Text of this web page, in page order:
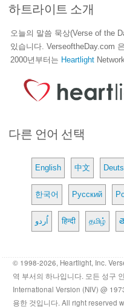
하트라이트 소개
오늘의 말씀 묵상(Verse of the
있습니다. VerseoftheDay.com
2000년부터는 Heartlight
다른 언어 선택
English 中文
한국어 Русский
اُردو हिन्दी தமிழ்
© 1998-2026, Heartlight, Inc.
역 부서의 하나입니다. 모든 성구
International Version (NIV) @
용한 것입니다. All right reserved